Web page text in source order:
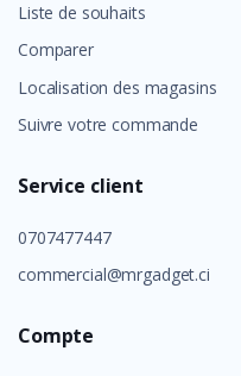
Liste de souhaits
Comparer
Localisation des magasins
Suivre votre commande
Service client
0707477447
commercial@mrgadget.ci
Compte